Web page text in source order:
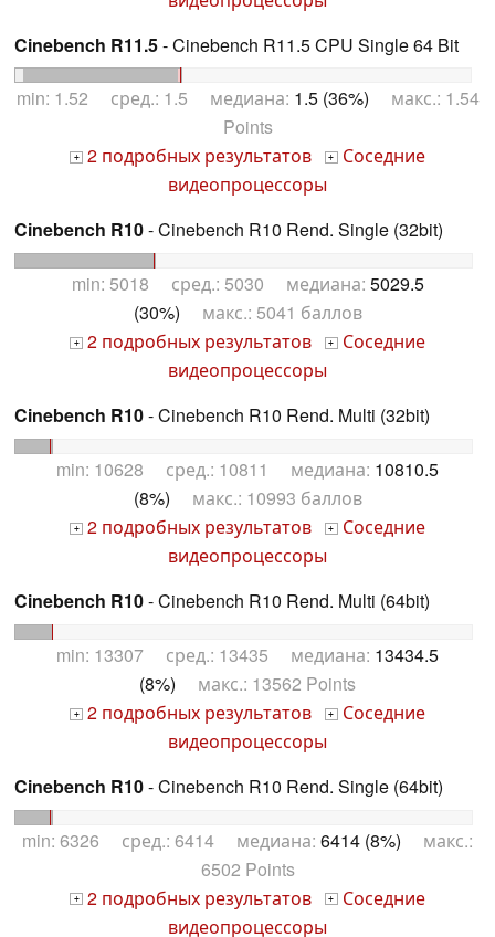
Cinebench R11.5- Cinebench R11.5 CPU Single 64 Bit
min: 1.52 сред.: 1.5 медиана: 1.5 (36%) макс.: 1.54
Points
+ 2 подробных результатов + Соседние
видеопроцессоры
Cinebench R10- Cinebench R10 Rend. Single (32bit)
min: 5018 сред.: 5030 медиана: 5029.5
(30%) макс.: 5041 баллов
+ 2 подробных результатов + Соседние
видеопроцессоры
Cinebench R10- Cinebench R10 Rend. Multi (32bit)
min: 10628 сред.: 10811 медиана: 10810.5
(8%) макс.: 10993 баллов
+ 2 подробных результатов + Соседние
видеопроцессоры
Cinebench R10- Cinebench R10 Rend. Multi (64bit)
min: 13307 сред.: 13435 медиана: 13434.5
(8%) макс.: 13562 Points
+ 2 подробных результатов + Соседние
видеопроцессоры
Cinebench R10- Cinebench R10 Rend. Single (64bit)
min: 6326 сред.: 6414 медиана: 6414 (8%) макс.:
6502 Points
+ 2 подробных результатов + Соседние
видеопроцессоры